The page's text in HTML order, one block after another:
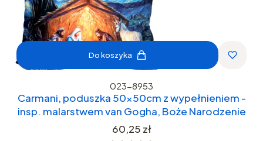
Do koszyka
023-8953
Carmani, poduszka 50x50cm z wypełnieniem -
insp. malarstwem van Gogha, Boże Narodzenie
Cena
60,25 zł